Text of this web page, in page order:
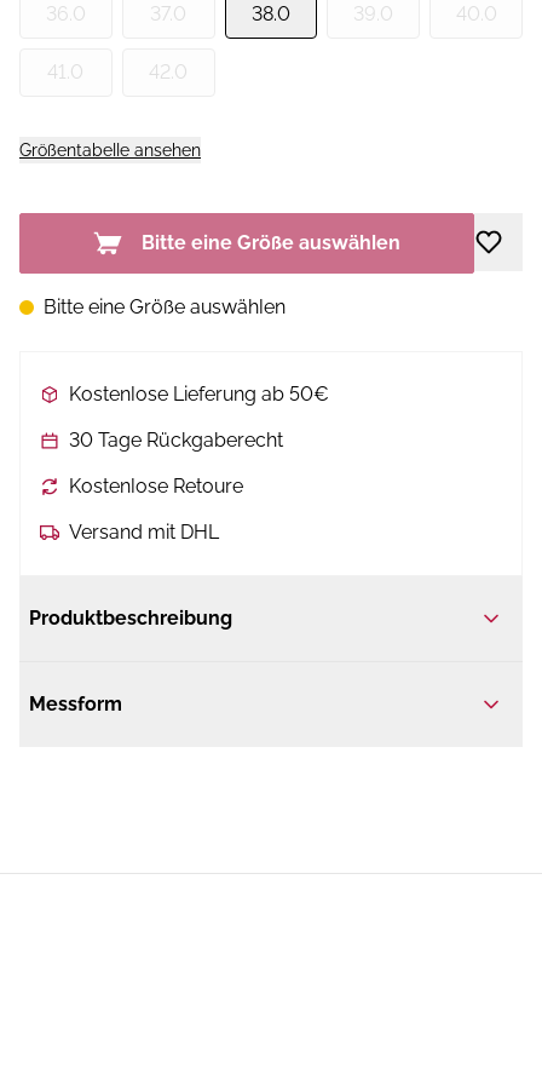
36.0 37.0 38.0 39.0 40.0
41.0 42.0
Größentabelle ansehen
Bitte eine Größe auswählen
Bitte eine Größe auswählen
Kostenlose Lieferung ab 50€
30 Tage Rückgaberecht
Kostenlose Retoure
Versand mit DHL
Produktbeschreibung
Messform